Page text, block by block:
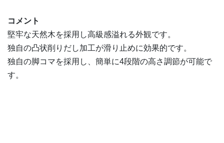
コメント
堅牢な天然木を採用し高級感溢れる外観です。
独自の凸状削りだし加工が滑り止めに効果的です。
独自の脚コマを採用し、簡単に4段階の高さ調節が可能で
す。